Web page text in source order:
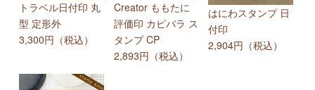
トラベル日付印 丸
型 定形外
3,300円（税込）
Creator ももたに
評価印 カピバラ ス
タンプ CP
2,893円（税込）
はにわスタンプ 日
付印
2,904円（税込）